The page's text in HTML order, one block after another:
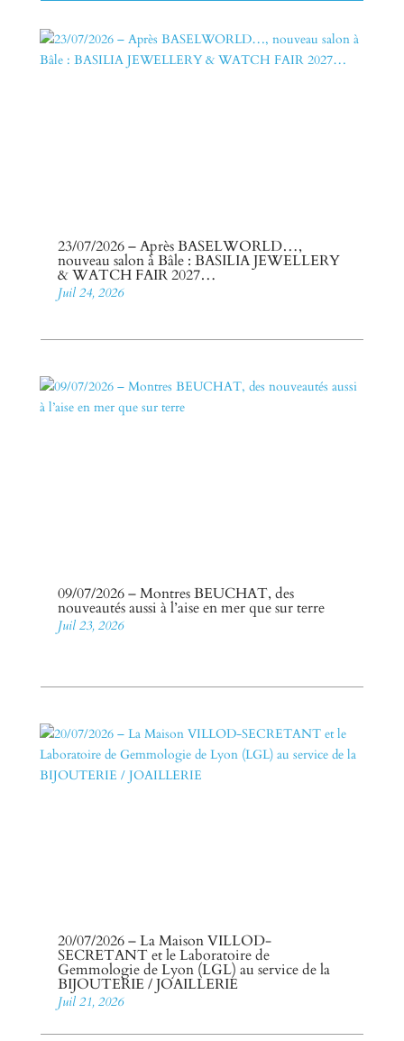
23/07/2026 – Après BASELWORLD…,
nouveau salon à Bâle : BASILIA JEWELLERY
& WATCH FAIR 2027…
Juil 24, 2026
09/07/2026 – Montres BEUCHAT, des
nouveautés aussi à l’aise en mer que sur terre
Juil 23, 2026
20/07/2026 – La Maison VILLOD-
SECRETANT et le Laboratoire de
Gemmologie de Lyon (LGL) au service de la
BIJOUTERIE / JOAILLERIE
Juil 21, 2026